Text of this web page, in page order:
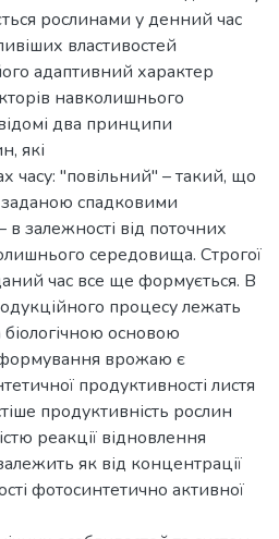
рослинами у денний час
властивостей
адаптивний характер
навколишнього
два принципи
які
часу: "повільний" – такий, що
спадковими
залежності від поточних
середовища. Строгої
час все ще формується. В
процесу лежать
біологічною основою
врожаю є
продуктивності листя
продуктивність рослин
реакції відновлення
як від концентрації
фотосинтетично активної